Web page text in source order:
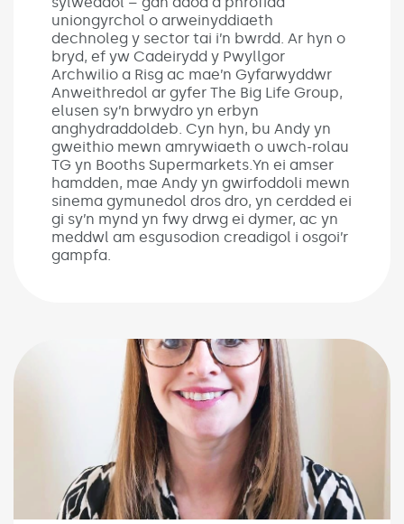
uniongyrchol o arweinyddiaeth
dechnoleg y sector tai i’n bwrdd. Ar hyn o
bryd, ef yw Cadeirydd y Pwyllgor
Archwilio a Risg ac mae’n Gyfarwyddwr
Anweithredol ar gyfer The Big Life Group,
elusen sy’n brwydro yn erbyn
anghydraddoldeb. Cyn hyn, bu Andy yn
gweithio mewn amrywiaeth o uwch-rolau
TG yn Booths Supermarkets.Yn ei amser
hamdden, mae Andy yn gwirfoddoli mewn
sinema gymunedol dros dro, yn cerdded ei
gi sy’n mynd yn fwy drwg ei dymer, ac yn
meddwl am esgusodion creadigol i osgoi’r
gampfa.